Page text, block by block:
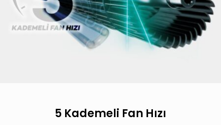
5 Kademeli Fan Hızı